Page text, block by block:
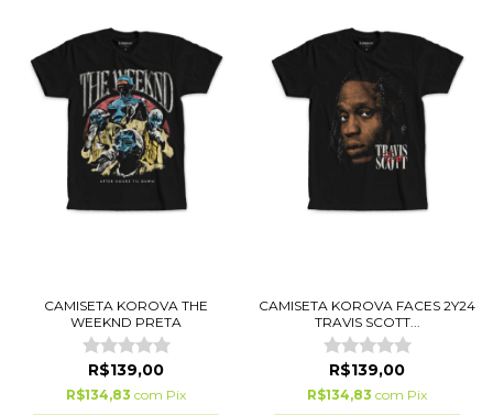
CAMISETA KOROVA THE
WEEKND PRETA
R$139,00
R$134,83 com Pix
CAMISETA KOROVA FACES 2Y24
TRAVIS SCOTT...
R$139,00
R$134,83 com Pix